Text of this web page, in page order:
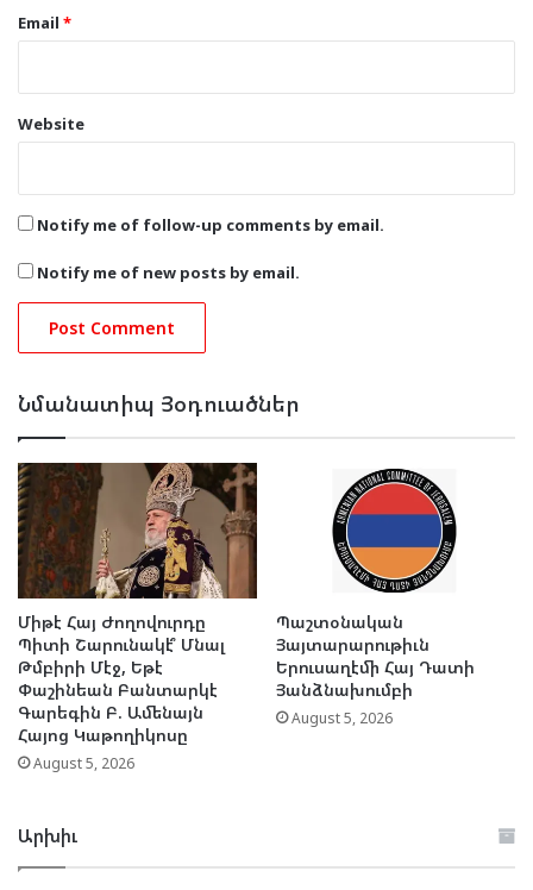
Email *
Website
Notify me of follow-up comments by email.
Notify me of new posts by email.
Նմանատիպ Յօդուածներ
Միթէ Հայ Ժողովուրդը
Պիտի Շարունակէ՞ Մնալ
Թմբիրի Մէջ, Եթէ
Փաշինեան Բանտարկէ
Գարեգին Բ. Ամենայն
Հայոց Կաթողիկոսը
August 5, 2026
Պաշտօնական
Յայտարարութիւն
Երուսաղէմի Հայ Դատի
Յանձնախումբի
August 5, 2026
Արխիւ